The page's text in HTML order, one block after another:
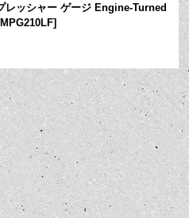
レッシャー ゲージ Engine-Turned
MPG210LF]